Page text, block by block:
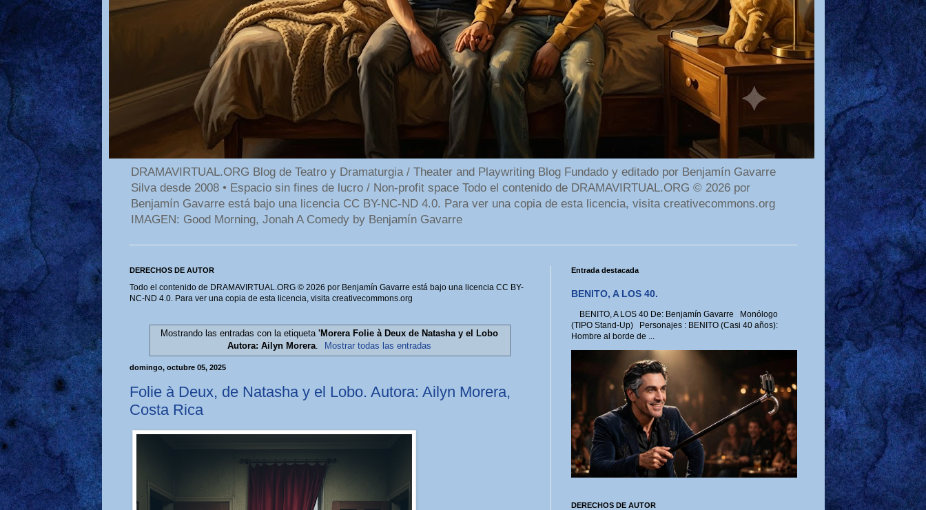
DRAMAVIRTUAL.ORG Blog de Teatro y Dramaturgia / Theater and Playwriting Blog Fundado y editado por Benjamín Gavarre
Silva desde 2008 • Espacio sin fines de lucro / Non-profit space Todo el contenido de DRAMAVIRTUAL.ORG © 2026 por
Benjamín Gavarre está bajo una licencia CC BY-NC-ND 4.0. Para ver una copia de esta licencia, visita creativecommons.org
IMAGEN: Good Morning, Jonah A Comedy by Benjamín Gavarre
DERECHOS DE AUTOR
Todo el contenido de DRAMAVIRTUAL.ORG © 2026 por Benjamín Gavarre está bajo una licencia CC BY-
NC-ND 4.0. Para ver una copia de esta licencia, visita creativecommons.org
Mostrando las entradas con la etiqueta 'Morera Folie à Deux de Natasha y el Lobo
Autora: Ailyn Morera. Mostrar todas las entradas
domingo, octubre 05, 2025
Folie à Deux, de Natasha y el Lobo. Autora: Ailyn Morera,
Costa Rica
Entrada destacada
BENITO, A LOS 40.
BENITO, A LOS 40 De: Benjamín Gavarre Monólogo
(TIPO Stand-Up) Personajes : BENITO (Casi 40 años):
Hombre al borde de ...
DERECHOS DE AUTOR